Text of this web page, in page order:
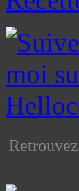
Retrouvez